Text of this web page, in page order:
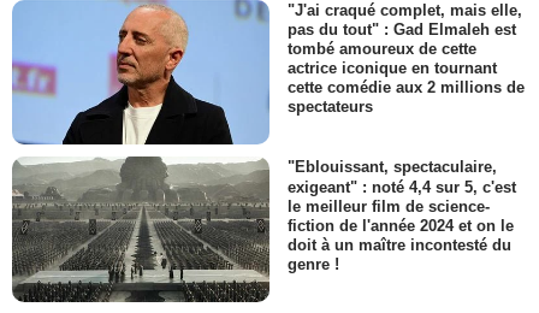
"J'ai craqué complet, mais elle,
pas du tout" : Gad Elmaleh est
tombé amoureux de cette
actrice iconique en tournant
cette comédie aux 2 millions de
spectateurs
"Eblouissant, spectaculaire,
exigeant" : noté 4,4 sur 5, c'est
le meilleur film de science-
fiction de l'année 2024 et on le
doit à un maître incontesté du
genre !